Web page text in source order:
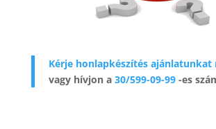
Kérje honlapkészítés ajánlatunkat
vagy hívjon a 30/599-09-99-es